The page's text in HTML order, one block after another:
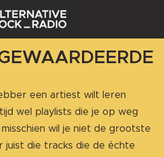
een artiest wilt leren
wel playlists die je op weg
misschien wil je niet de grootste
juist die tracks die de échte